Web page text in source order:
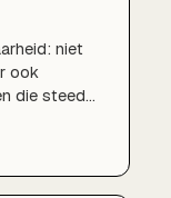
niet
ook
die steeds